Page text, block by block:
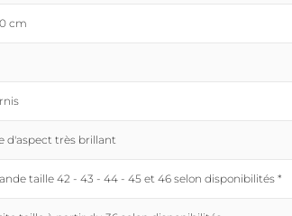
cm
d'aspect très brillant
taille 42 - 43 - 44 - 45 et 46 selon disponibilités *